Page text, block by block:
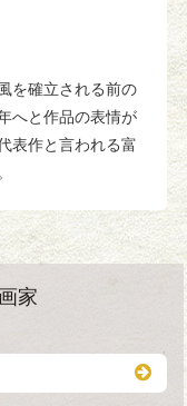
を確立される前の
へと作品の表情が
表作と言われる富
家